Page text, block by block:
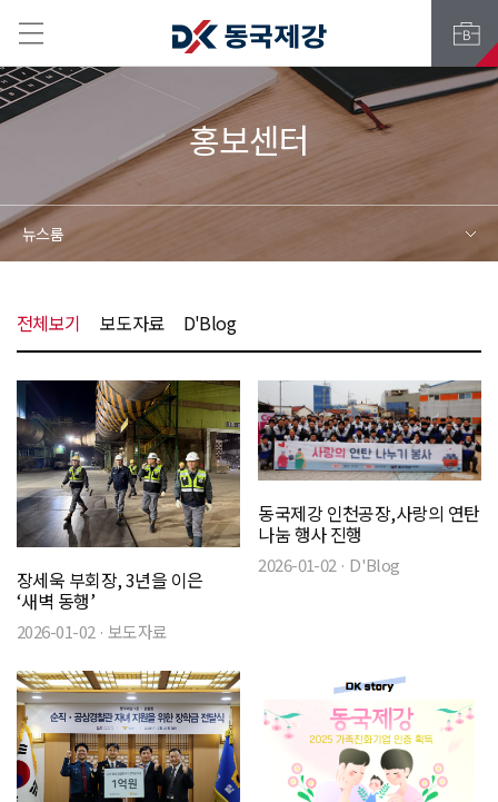
홍보센터
뉴스룸
전체보기 보도자료 D'Blog
장세욱 부회장, 3년을 이은
‘새벽 동행’
2026-01-02 · 보도자료
동국제강 인천공장,사랑의 연탄
나눔 행사 진행
2026-01-02 · D'Blog